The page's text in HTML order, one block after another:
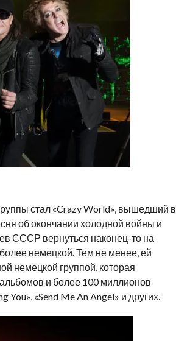
стал «Crazy World», вышедший в
об окончании холодной войны и
СССР вернуться наконец-то на
немецкой. Тем не менее, ей
немецкой группой, которая
и более 100 миллионов
«Send Me An Angel» и других.